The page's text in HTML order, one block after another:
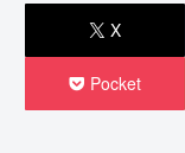
X
Pocket